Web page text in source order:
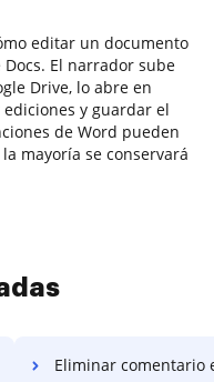
editar un documento
El narrador sube
Drive, lo abre en
ediciones y guardar el
de Word pueden
mayoría se conservará
Eliminar comentario en la hoja